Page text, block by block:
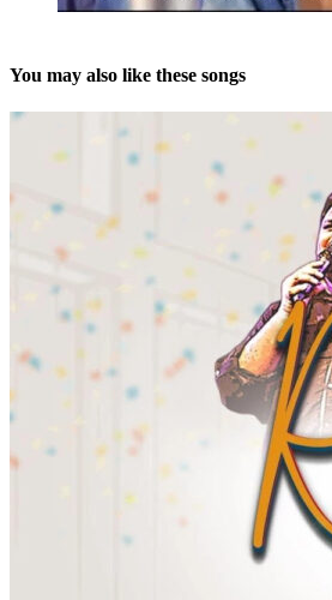
You may also like these songs